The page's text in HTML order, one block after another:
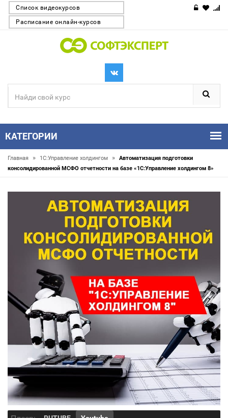
Список видеокурсов
Расписание онлайн-курсов
КАТЕГОРИИ
Главная » 1С:Управление холдингом »
Автоматизация подготовки
консолидированной МСФО отчетности на базе «1С:Управление холдингом 8»